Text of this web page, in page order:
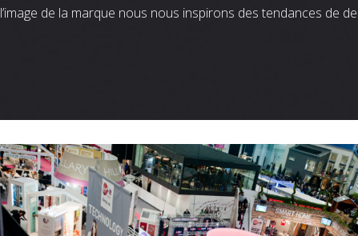
l’image de la marque nous nous inspirons des tendances de